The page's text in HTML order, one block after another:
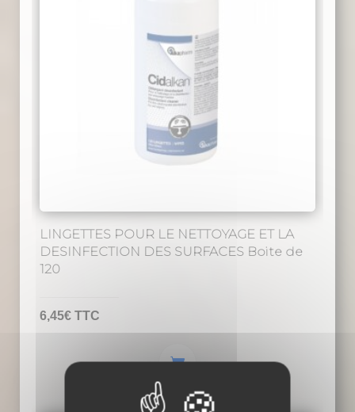
LINGETTES POUR LE NETTOYAGE ET LA
DESINFECTION DES SURFACES Boite de
120
6,45€ TTC